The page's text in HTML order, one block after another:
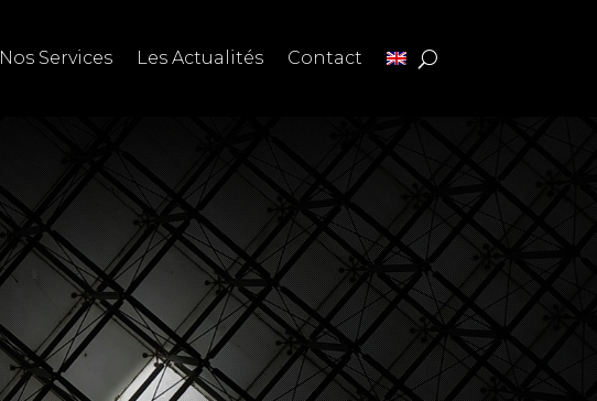
Nos Services Les Actualités Contact